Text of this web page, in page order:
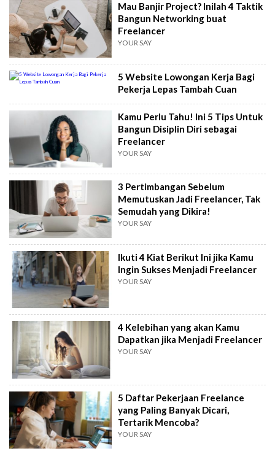
Mau Banjir Project? Inilah 4 Taktik
Bangun Networking buat
Freelancer
YOUR SAY
5 Website Lowongan Kerja Bagi
Pekerja Lepas Tambah Cuan
Kamu Perlu Tahu! Ini 5 Tips Untuk
Bangun Disiplin Diri sebagai
Freelancer
YOUR SAY
3 Pertimbangan Sebelum
Memutuskan Jadi Freelancer, Tak
Semudah yang Dikira!
YOUR SAY
Ikuti 4 Kiat Berikut Ini jika Kamu
Ingin Sukses Menjadi Freelancer
YOUR SAY
4 Kelebihan yang akan Kamu
Dapatkan jika Menjadi Freelancer
YOUR SAY
5 Daftar Pekerjaan Freelance
yang Paling Banyak Dicari,
Tertarik Mencoba?
YOUR SAY